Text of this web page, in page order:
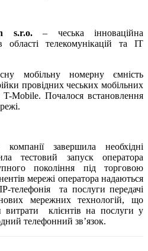
s.r.o.
– чеська інноваційна
телекомунікацій та IT
мобільну номерну ємність
провідних чеських мобільних
T-Mobile. Почалося встановлення
завершила необхідні
тестовий запуск оператора
покоління під торговою
мережі оператора надаються
телефонія та послуги передачі
мережних технологій, що
витрати клієнтів на послуги у
телефонний зв’язок.